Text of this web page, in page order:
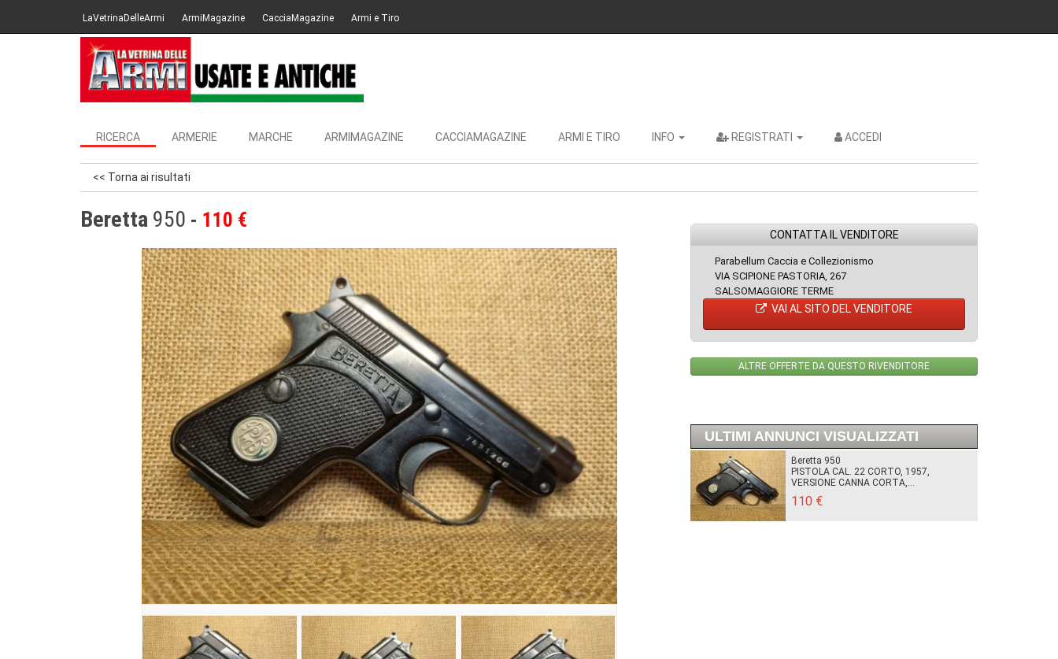
LaVetrinaDelleArmi ArmiMagazine CacciaMagazine Armi e Tiro
RICERCA ARMERIE MARCHE ARMIMAGAZINE CACCIAMAGAZINE ARMI E TIRO INFO REGISTRATI ACCEDI
<< Torna ai risultati
Beretta 950 110 €
CONTATTA IL VENDITORE
Parabellum Caccia e Collezionismo
VIA SCIPIONE PASTORIA, 267
SALSOMAGGIORE TERME
VAI AL SITO DEL VENDITORE
ALTRE OFFERTE DA QUESTO RIVENDITORE
ULTIMI ANNUNCI VISUALIZZATI
Beretta 950
PISTOLA CAL. 22 CORTO, 1957,
VERSIONE CANNA CORTA,...
110 €